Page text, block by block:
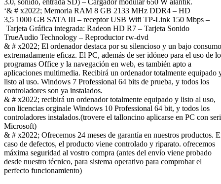
‘& # x2022; Memoria RAM 8 GB 2133 MHz DDR4 – HD
3,5 1000 GB SATA III – receptor USB Wifi TP-Link 150 Mbps –
Tarjeta Gráfica integrada: Radeon HD R7 – Tarjeta Sonido
TrueAudio Technology – Reproductor rw-dvd
& # x2022; El ordenador destaca por su silencioso y un bajo consumo
extremadamente eficaz. El PC, además de ser idóneo para el uso de
programas Office y la navegación en web, es también apto a
aplicaciones multimedia. Recibirá un ordenador totalmente equipado
listo al uso. Windows 7 Professional 64 bits de prueba, y todos los
controladores son ya instalados.
& # x2022; recibirá un ordenador totalmente equipado y listo al uso,
con licencias orginale Windows 10 Professional 64 bit, y todos los
controladores instalados.(trovere el talloncino aplicarse en PC con
Microsoft)
& # x2022; Ofrecemos 24 meses de garantía en nuestros productos.
caso de defectos, el producto viene controlado y riparato. ofrecemos
máxima seguridad al vostro compra (antes del envío viene probado
desde nuestro técnico, para sistema operativo para comprobar el
perfecto funcionamiento)